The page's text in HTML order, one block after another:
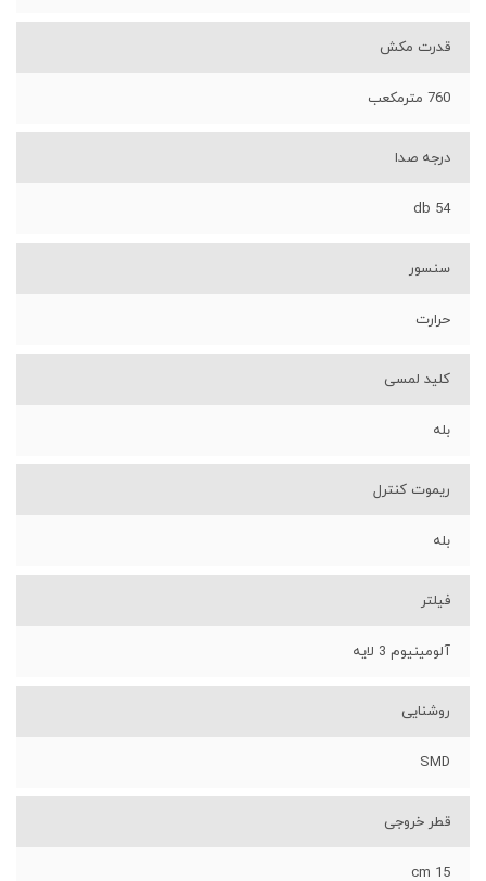
قدرت مکش
760 مترمکعب
درجه صدا
54 db
سنسور
حرارت
کلید لمسی
بله
ریموت کنترل
بله
فیلتر
آلومینیوم 3 لایه
روشنایی
SMD
قطر خروجی
15 cm